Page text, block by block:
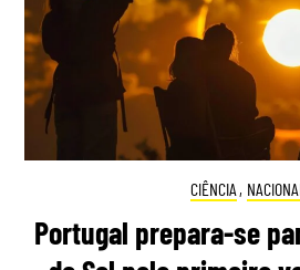
CIÊNCIA ,
Portugal prepara-se